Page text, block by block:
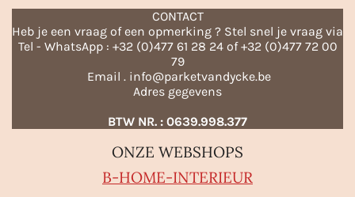
CONTACT
Heb je een vraag of een opmerking ? Stel snel je vraag via
Tel - WhatsApp : +32 (0)477 61 28 24 of +32 (0)477 72 00
79
Email . info@parketvandycke.be
Adres gegevens
BTW NR. : 0639.998.377
ONZE WEBSHOPS
B-HOME-INTERIEUR